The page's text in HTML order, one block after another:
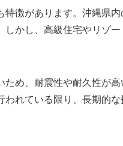
特徴があります。沖縄県
しかし、高級住宅やリゾ
ため、耐震性や耐久性が
れている限り、長期的な